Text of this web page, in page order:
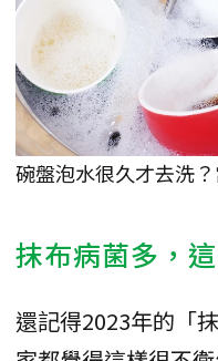
碗盤泡水很久才去洗
抹布病菌多，
還記得2023年的「